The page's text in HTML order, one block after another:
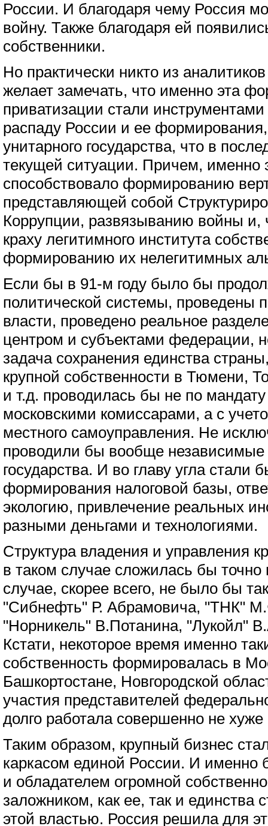
России. И благодаря чему Россия
войну. Также благодаря ей
собственники.
Но практически никто из
желает замечать, что именно эта
приватизации стали
распаду России и ее
унитарного государства, что в
текущей ситуации. Причем, именно
способствовало формированию
представляющей собой
Коррупции, развязыванию войны и,
краху легитимного института
формированию их нелегитимных
Если бы в 91-м году было бы
политической системы, проведены
власти, проведено реальное
центром и субъектами федерации,
задача сохранения единства
крупной собственности в Тюмени,
и т.д. проводилась бы не по
московскими комиссарами, а с
местного самоуправления. Не
проводили бы вообще независимые
государства. И во главу угла стали
формирования налоговой базы,
экологию, привлечение реальных
разными деньгами и технологиями.
Структура владения и управления
в таком случае сложилась бы точно
случае, скорее всего, не было бы
"Сибнефть" Р. Абрамовича, "ТНК"
"Норникель" В.Потанина, "Лукойл"
Кстати, некоторое время именно
собственность формировалась в
Башкортостане, Новгородской
участия представителей
долго работала совершенно не
Таким образом, крупный бизнес
каркасом единой России. И именно
и обладателем огромной
заложником, как ее, так и единства
этой властью. Россия решила для